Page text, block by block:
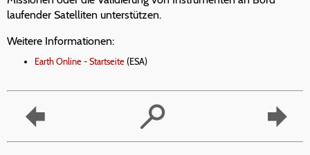
laufender Satelliten unterstützen.
Weitere Informationen:
Earth Online - Startseite (ESA)